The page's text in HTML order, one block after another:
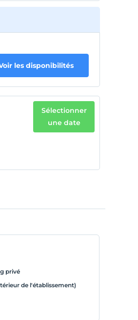
les disponibilités
Sélectionner
une date
privé
de l'établissement)